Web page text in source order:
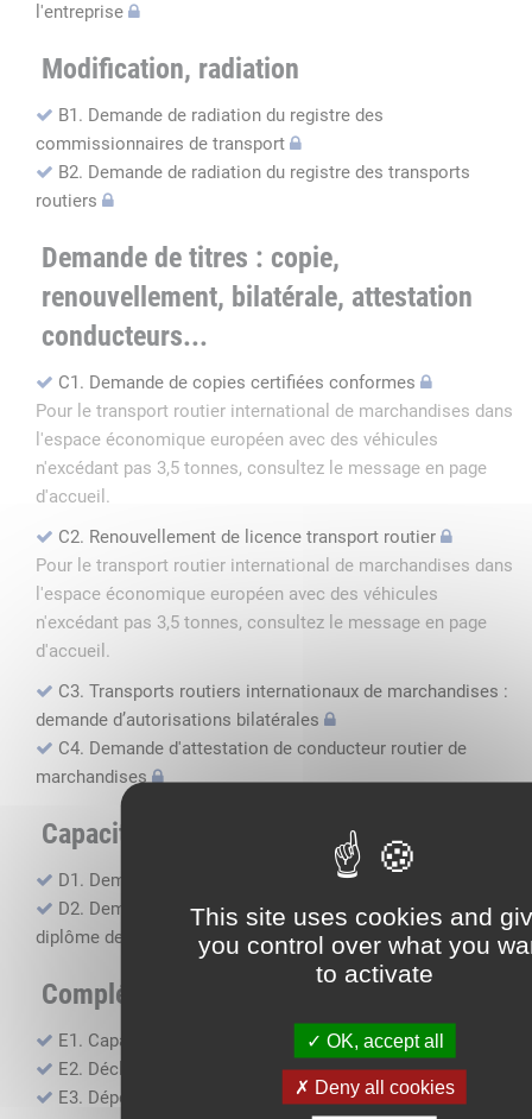
This site uses cookies and
you control over what you
to activate
OK, accept all
Deny all cookies
l'entreprise
Modification, radiation
B1. Demande de radiation du registre des
commissionnaires de transport
B2. Demande de radiation du registre des transports
routiers
Demande de titres : copie,
renouvellement, bilatérale, attestation
conducteurs...
C1. Demande de copies certifiées conformes
Pour le transport routier international de marchandises dans
l'espace économique européen avec des véhicules
n'excédant pas 3,5 tonnes, consultez le message en page
d'accueil.
C2. Renouvellement de licence transport routier
Pour le transport routier international de marchandises dans
l'espace économique européen avec des véhicules
n'excédant pas 3,5 tonnes, consultez le message en page
d'accueil.
C3. Transports routiers internationaux de marchandises :
demande d’autorisations bilatérales
C4. Demande d'attestation de conducteur routier de
marchandises
Capacité professionnelle
D1. Demande d’attestation de capacité professionnelle
D2. Demande de certificat attestant l'obtention du
diplôme de capacité professionnelle
Compléments, suivi financier
E1. Capacité financière
E2. Déclaration de sous-traitance
E3. Dépôt des comptes annuels